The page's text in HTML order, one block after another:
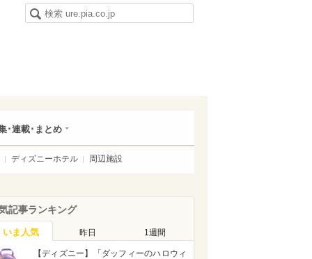
･連載･まとめ
ディズニーホテル 周辺施設
記事ランキング
いま人気 昨日 1週間
【ディズニー】「ダッフィーのハロウィ